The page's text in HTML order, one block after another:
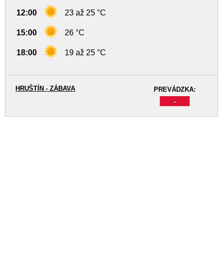
12:00 23 až 25 °C
15:00 26 °C
18:00 19 až 25 °C
PREVÁDZKA:
-
HRUŠTÍN - ZÁBAVA